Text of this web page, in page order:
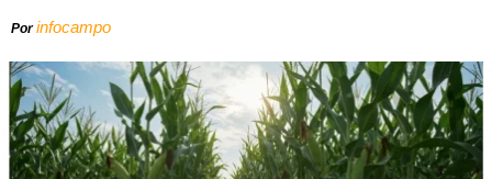
Porinfocampo